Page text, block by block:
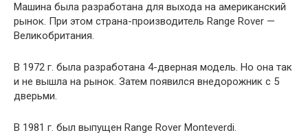
Машина была разработана для выхода на американский
рынок. При этом страна-производитель Range Rover —
Великобритания.
В 1972 г. была разработана 4-дверная модель. Но она так
и не вышла на рынок. Затем появился внедорожник с 5
дверьми.
В 1981 г. был выпущен Range Rover Monteverdi.